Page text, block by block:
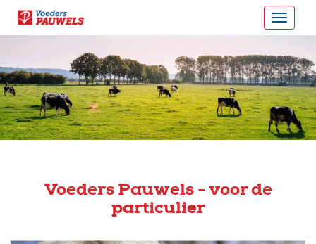
Voeders Pauwels - voor de
particulier